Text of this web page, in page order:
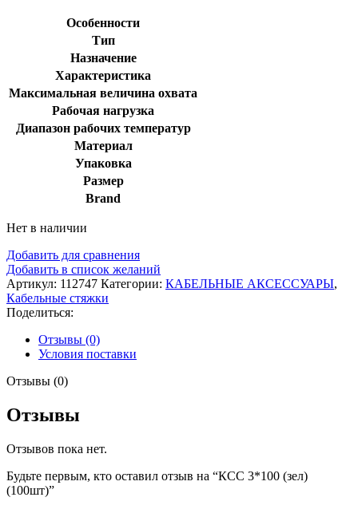
Особенности
Тип
Назначение
Характеристика
Максимальная величина охвата
Рабочая нагрузка
Диапазон рабочих температур
Материал
Упаковка
Размер
Brand
Нет в наличии
Добавить для сравнения
Добавить в список желаний
Артикул: 112747 Категории: КАБЕЛЬНЫЕ АКСЕССУАРЫ,
Кабельные стяжки
Поделиться:
Отзывы (0)
Условия поставки
Отзывы (0)
Отзывы
Отзывов пока нет.
Будьте первым, кто оставил отзыв на “КСС 3*100 (зел)
(100шт)”